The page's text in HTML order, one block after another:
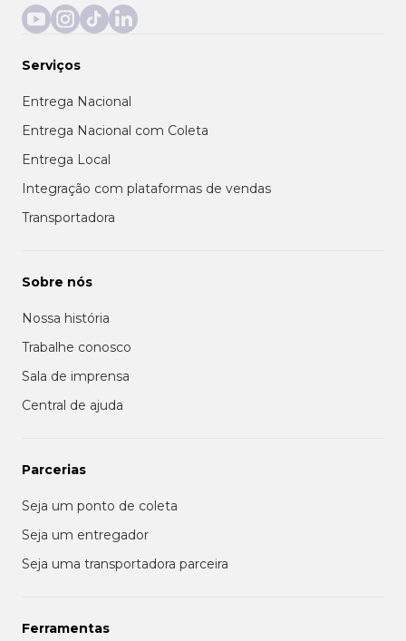
Serviços
Entrega Nacional
Entrega Nacional com Coleta
Entrega Local
Integração com plataformas de vendas
Transportadora
Sobre nós
Nossa história
Trabalhe conosco
Sala de imprensa
Central de ajuda
Parcerias
Seja um ponto de coleta
Seja um entregador
Seja uma transportadora parceira
Ferramentas